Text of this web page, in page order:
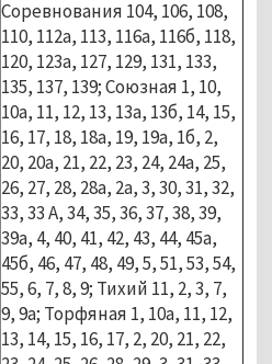
Соревнования 104, 106, 108,
110, 112а, 113, 116а, 116б, 118,
120, 123а, 127, 129, 131, 133,
135, 137, 139; Союзная 1, 10,
10а, 11, 12, 13, 13а, 13б, 14, 15,
16, 17, 18, 18а, 19, 19а, 1б, 2,
20, 20а, 21, 22, 23, 24, 24а, 25,
26, 27, 28, 28а, 2а, 3, 30, 31, 32,
33, 33 А, 34, 35, 36, 37, 38, 39,
39а, 4, 40, 41, 42, 43, 44, 45а,
45б, 46, 47, 48, 49, 5, 51, 53, 54,
55, 6, 7, 8, 9; Тихий 11, 2, 3, 7,
9, 9а; Торфяная 1, 10а, 11, 12,
13, 14, 15, 16, 17, 2, 20, 21, 22,